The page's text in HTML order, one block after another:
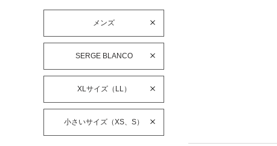
メンズ
SERGE BLANCO
XLサイズ（LL）
小さいサイズ（XS、S）